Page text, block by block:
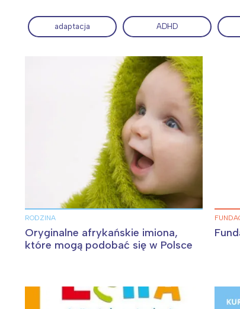
Wiosenny koncert ptaków na płocie
adaptacja ADHD
RODZINA
Oryginalne afrykańskie imiona,
które mogą podobać się w Polsce